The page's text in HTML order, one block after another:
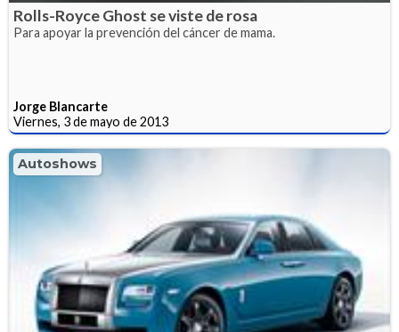
Rolls-Royce Ghost se viste de rosa
Para apoyar la prevención del cáncer de mama.
Jorge Blancarte
Viernes, 3 de mayo de 2013
Autoshows